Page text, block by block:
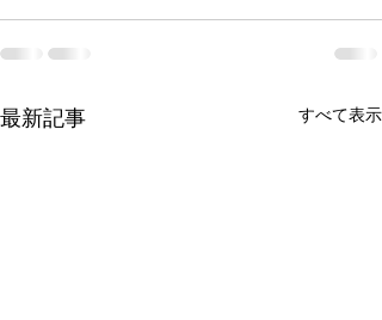
最新記事 すべて表示